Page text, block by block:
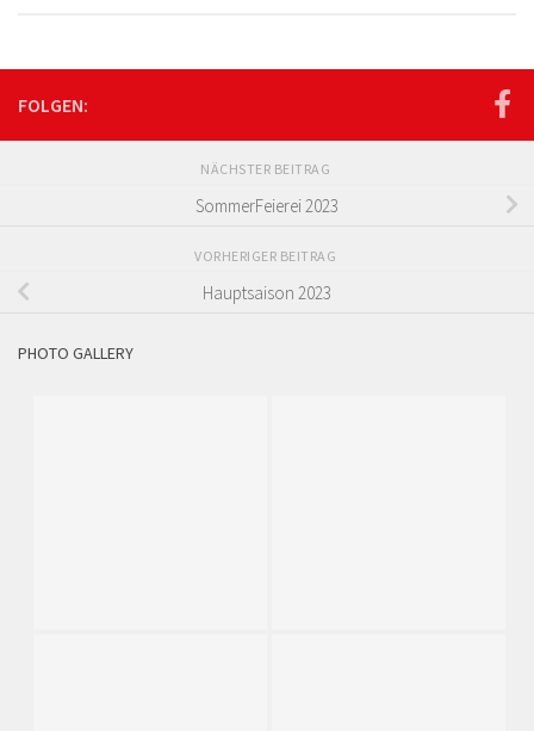
FOLGEN:
NÄCHSTER BEITRAG
SommerFeierei 2023
VORHERIGER BEITRAG
Hauptsaison 2023
PHOTO GALLERY